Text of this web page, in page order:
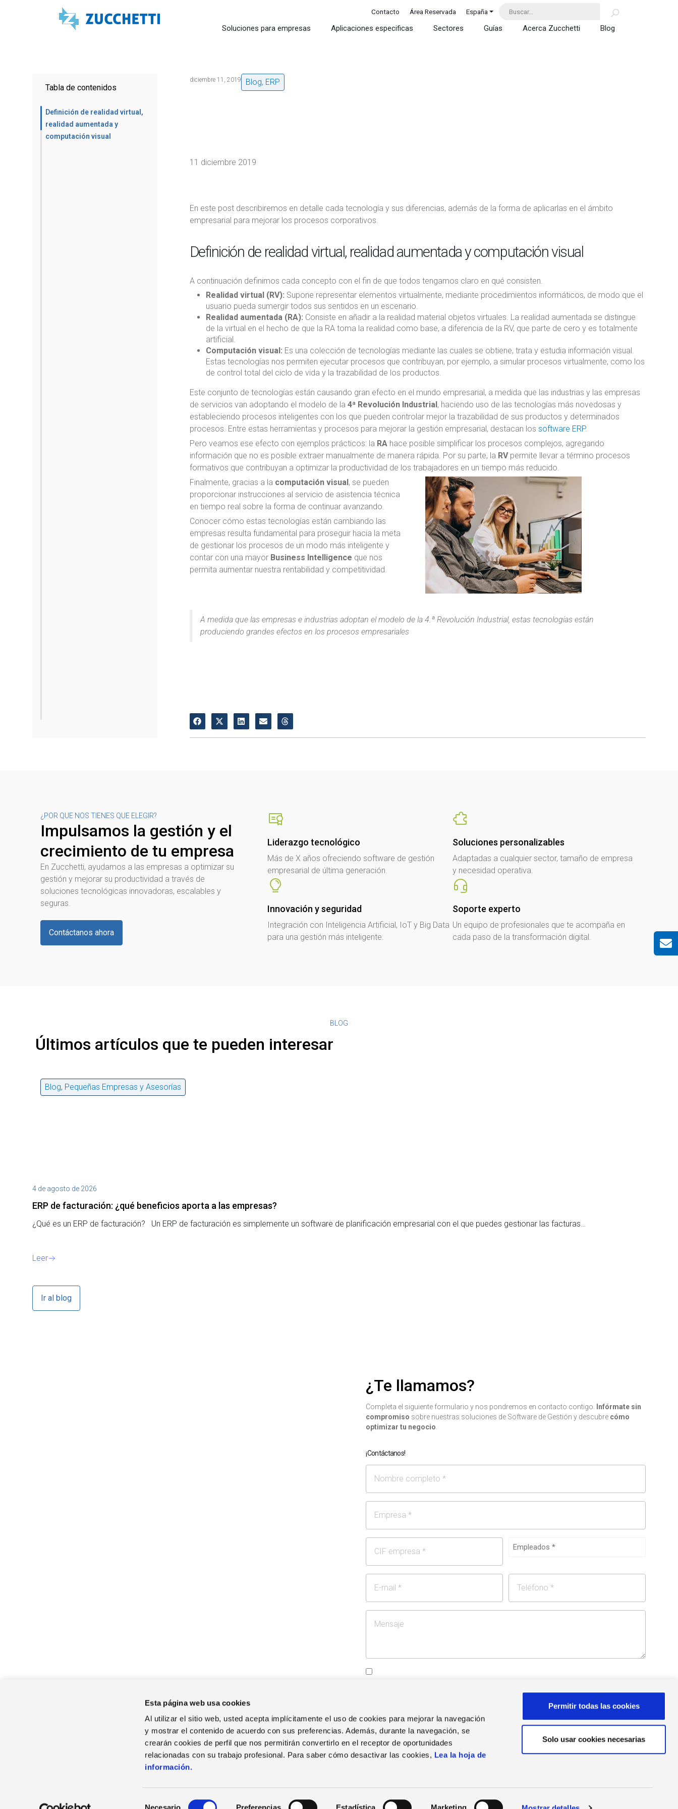
Esta página web usa cookies
Al utilizar el sitio web, usted acepta implícitamente el uso de cookies para mejorar la navegación
y mostrar el contenido de acuerdo con sus preferencias. Además, durante la navegación, se
crearán cookies de perfil que nos permitirán convertirlo en el receptor de oportunidades
relacionadas con su trabajo profesional. Para saber cómo desactivar las cookies, Lea la hoja de
información.
Necesario Preferencias Estadística Marketing
Permitir todas las cookies
Solo usar cookies necesarias
Contacto Área Reservada España
Soluciones para empresas Aplicaciones especificas Sectores Guías Acerca Zucchetti Blog
Tabla de contenidos
Definición de realidad virtual,
realidad aumentada y
computación visual
diciembre 11, 2019 Blog, ERP
11 diciembre 2019
En este post describiremos en detalle cada tecnología y sus diferencias, además de la forma de aplicarlas en el ámbito
empresarial para mejorar los procesos corporativos.
Definición de realidad virtual, realidad aumentada y computación visual
A continuación definimos cada concepto con el fin de que todos tengamos claro en qué consisten.
Realidad virtual (RV): Supone representar elementos virtualmente, mediante procedimientos informáticos, de modo que el
usuario pueda sumergir todos sus sentidos en un escenario.
Realidad aumentada (RA): Consiste en añadir a la realidad material objetos virtuales. La realidad aumentada se distingue
de la virtual en el hecho de que la RA toma la realidad como base, a diferencia de la RV, que parte de cero y es totalmente
artificial.
Computación visual: Es una colección de tecnologías mediante las cuales se obtiene, trata y estudia información visual.
Estas tecnologías nos permiten ejecutar procesos que contribuyan, por ejemplo, a simular procesos virtualmente, como los
de control total del ciclo de vida y la trazabilidad de los productos.
Este conjunto de tecnologías están causando gran efecto en el mundo empresarial, a medida que las industrias y las empresas
de servicios van adoptando el modelo de la 4ª Revolución Industrial, haciendo uso de las tecnologías más novedosas y
estableciendo procesos inteligentes con los que pueden controlar mejor la trazabilidad de sus productos y determinados
procesos. Entre estas herramientas y procesos para mejorar la gestión empresarial, destacan los software ERP.
Pero veamos ese efecto con ejemplos prácticos: la RAhace posible simplificar los procesos complejos, agregando
información que no es posible extraer manualmente de manera rápida. Por su parte, la RVpermite llevar a término procesos
formativos que contribuyan a optimizar la productividad de los trabajadores en un tiempo más reducido.
Finalmente, gracias a la computación visual, se pueden
proporcionar instrucciones al servicio de asistencia técnica
en tiempo real sobre la forma de continuar avanzando.
Conocer cómo estas tecnologías están cambiando las
empresas resulta fundamental para proseguir hacia la meta
de gestionar los procesos de un modo más inteligente y
contar con una mayor Business Intelligence que nos
permita aumentar nuestra rentabilidad y competitividad.
A medida que las empresas e industrias adoptan el modelo de la 4.ª Revolución Industrial, estas tecnologías están
produciendo grandes efectos en los procesos empresariales
¿POR QUE NOS TIENES QUE ELEGIR?
Impulsamos la gestión y el
crecimiento de tu empresa
En Zucchetti, ayudamos a las empresas a optimizar su
gestión y mejorar su productividad a través de
soluciones tecnológicas innovadoras, escalables y
seguras.
Contáctanos ahora
Liderazgo tecnológico
Más de X años ofreciendo software de gestión
empresarial de última generación.
Soluciones personalizables
Adaptadas a cualquier sector, tamaño de empresa
y necesidad operativa.
Innovación y seguridad
Integración con Inteligencia Artificial, IoT y Big Data
para una gestión más inteligente.
Soporte experto
Un equipo de profesionales que te acompaña en
cada paso de la transformación digital.
BLOG
Últimos artículos que te pueden interesar
Blog, Pequeñas Empresas y Asesorías
4 de agosto de 2026
ERP de facturación​: ¿qué beneficios aporta a las empresas?
¿Qué es un ERP de facturación? Un ERP de facturación es simplemente un software de planificación empresarial con el que puedes gestionar las facturas…
Leer
Ir al blog
¿Te llamamos?
Completa el siguiente formulario y nos pondremos en contacto contigo. Infórmate sin
compromiso sobre nuestras soluciones de Software de Gestión y descubre cómo
optimizar tu negocio
¡Contáctanos!
Empleados
Consentimiento